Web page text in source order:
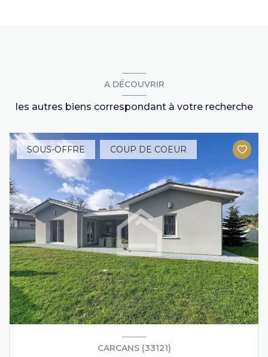
A DÉCOUVRIR
les autres biens correspondant à votre recherche
SOUS-OFFRE COUP DE COEUR
CARCANS (33121)